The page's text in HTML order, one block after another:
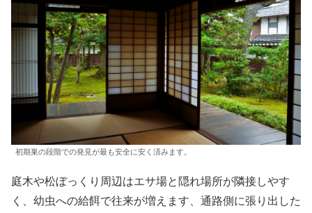
初期巣の段階での発見が最も安全に安く済みます。
庭木や松ぼっくり周辺はエサ場と隠れ場所が隣接しやす
く、幼虫への給餌で往来が増えます、通路側に張り出した